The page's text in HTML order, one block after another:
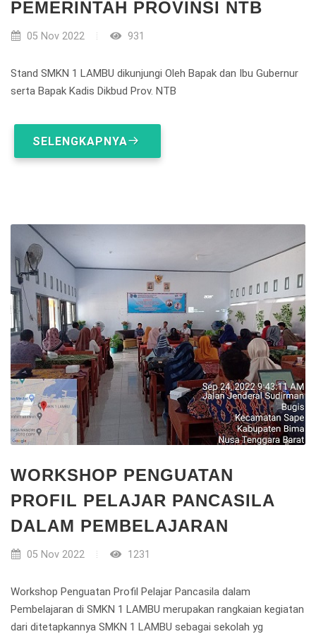
PEMERINTAH PROVINSI NTB
05 Nov 2022 931
Stand SMKN 1 LAMBU dikunjungi Oleh Bapak dan Ibu Gubernur
serta Bapak Kadis Dikbud Prov. NTB
SELENGKAPNYA
WORKSHOP PENGUATAN
PROFIL PELAJAR PANCASILA
DALAM PEMBELAJARAN
05 Nov 2022 1231
Workshop Penguatan Profil Pelajar Pancasila dalam
Pembelajaran di SMKN 1 LAMBU merupakan rangkaian kegiatan
dari ditetapkannya SMKN 1 LAMBU sebagai sekolah yg